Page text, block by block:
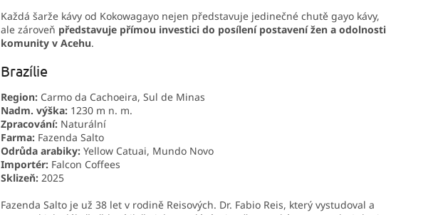
Každá šarže kávy od Kokowagayo nejen představuje jedinečné chutě gayo kávy,
ale zároveň představuje přímou investici do posílení postavení žen a odolnosti
komunity v Acehu.
Brazílie
Region: Carmo da Cachoeira, Sul de Minas
Nadm. výška: 1230 m n. m.
Zpracování: Naturální
Farma: Fazenda Salto
Odrůda arabiky: Yellow Catuai, Mundo Novo
Importér: Falcon Coffees
Sklizeň: 2025
Fazenda Salto je už 38 let v rodině Reisových. Dr. Fabio Reis, který vystudoval a